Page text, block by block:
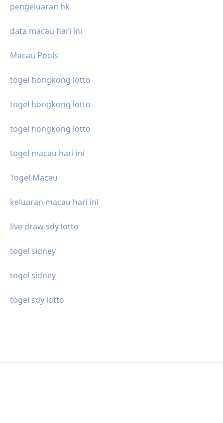
pengeluaran hk
data macau hari ini
Macau Pools
togel hongkong lotto
togel hongkong lotto
togel hongkong lotto
togel macau hari ini
Togel Macau
keluaran macau hari ini
live draw sdy lotto
togel sidney
togel sidney
togel sdy lotto